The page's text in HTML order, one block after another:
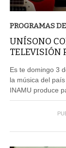
PROGRAMAS
UNÍSONO
TELEVISIÓN
Es te domingo 3
la música del
INAMU produce